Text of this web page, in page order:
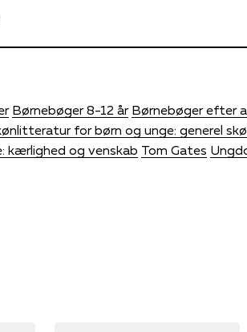
Børnebøger 8-12 år Børnebøger efter
for børn og unge: generel
kærlighed og venskab Tom Gates